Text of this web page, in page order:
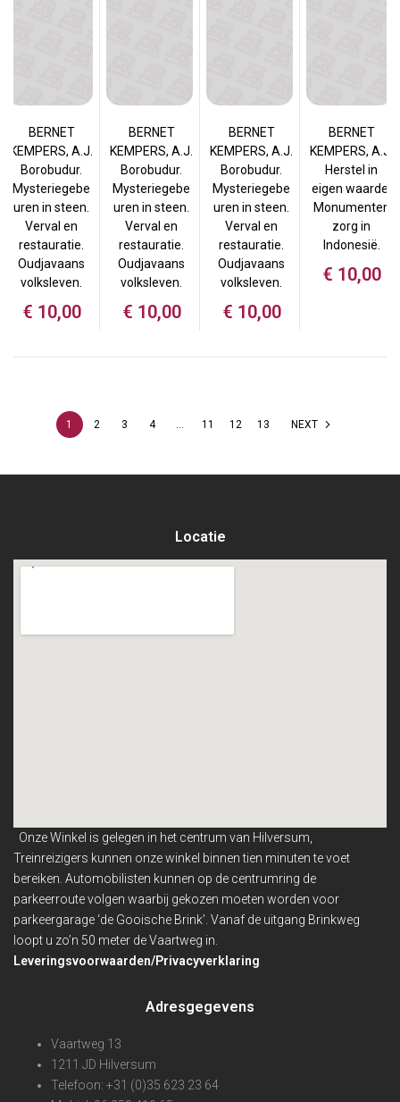
BERNET
KEMPERS, A.J.
Borobudur.
Mysteriegebe
uren in steen.
Verval en
restauratie.
Oudjavaans
volksleven.
€ 10,00
BERNET
KEMPERS, A.J.
Borobudur.
Mysteriegebe
uren in steen.
Verval en
restauratie.
Oudjavaans
volksleven.
€ 10,00
BERNET
KEMPERS, A.J.
Borobudur.
Mysteriegebe
uren in steen.
Verval en
restauratie.
Oudjavaans
volksleven.
€ 10,00
BERNET
KEMPERS, A.J.
Herstel in
eigen waarde.
Monumenten
zorg in
Indonesië.
€ 10,00
1 2 3 4 … 11 12 13 NEXT
Locatie
Onze Winkel is gelegen in het centrum van Hilversum,
Treinreizigers kunnen onze winkel binnentien minuten te voet
bereiken. Automobilisten kunnen op de centrumring de
parkeerroute volgen waarbij gekozen moeten worden voor
parkeergarage ‘de Gooische Brink’. Vanaf de uitgang Brinkweg
loopt u zo’n 50 meter de Vaartweg in.
Leveringsvoorwaarden/Privacyverklaring
Adresgegevens
Vaartweg 13
1211 JD Hilversum
Telefoon: +31 (0)35 623 23 64